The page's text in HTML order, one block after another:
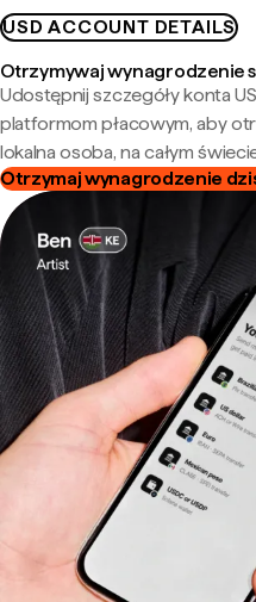
USD ACCOUNT DETAILS
Otrzymywaj wynagrodzenie
Udostępnij szczegóły konta
platformom płacowym, aby
lokalna osoba, na całym
Otrzymaj wynagrodzenie